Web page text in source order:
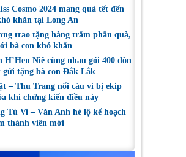
Cosmo 2024 mang quà tết đến
khăn tại Long An
trao tặng hàng trăm phần quà,
bà con khó khăn
H’Hen Niê cùng nhau gói 400 đòn
gửi tặng bà con Đắk Lắk
– Thu Trang nổi cáu vì bị ekip
khi chứng kiến điều này
Tú Vi – Văn Anh hé lộ kế hoạch
thành viên mới